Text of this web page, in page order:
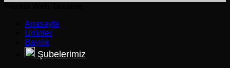
Anasayfa
Ürünler
Bayilik
Şubelerimiz